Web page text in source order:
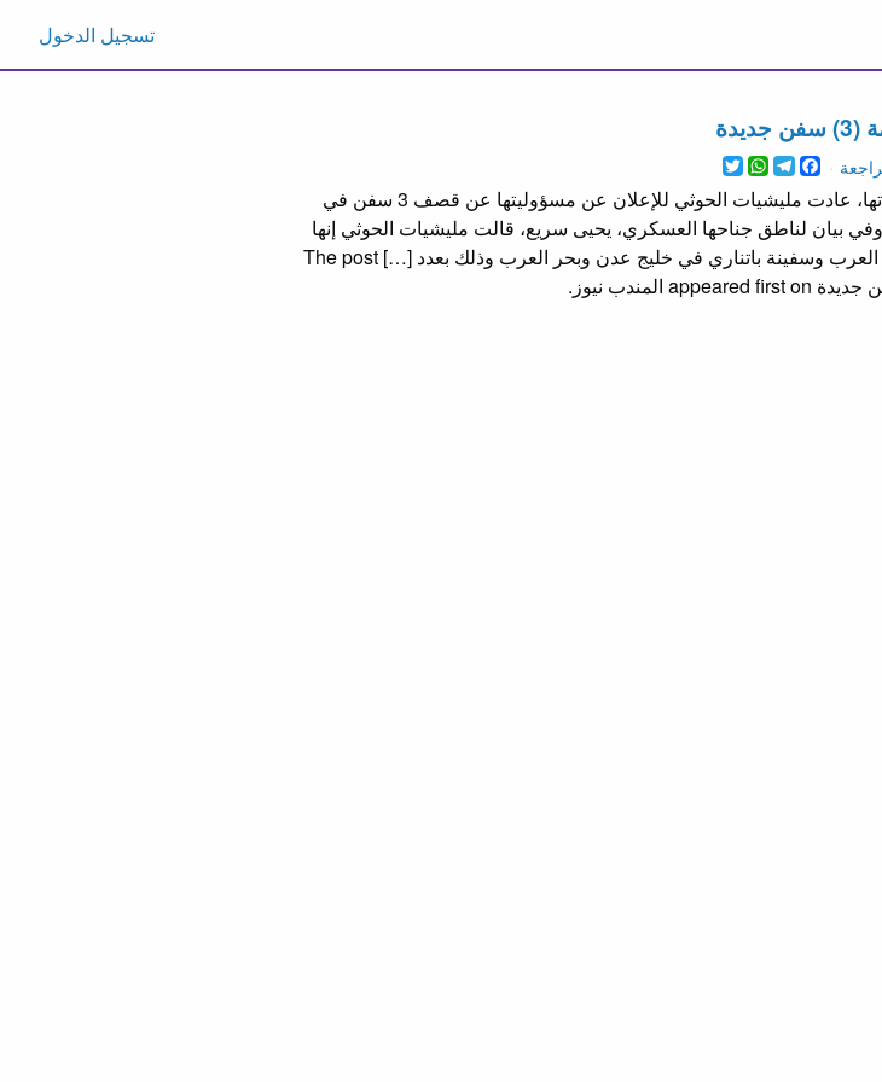
تسجيل الدخول
Twitter
WhatsApp
Telegram
Facebook
المكلا (المندب نيوز) وكالات بعد أسبوع من توقف هجماتها، عادت مليشيات الحوثي للإعلان عن مسؤوليتها عن قصف 3 سفن في
بيان لناطق جناحها العسكري، يحيى سريع، قالت مليشيات الحوثي إنها
استهدفت سفينة الشحن التجارية ماراثوبوليس في بحر العرب وسفينة باتناري في خليج عدن وبحر العرب وذلك بعدد […] The post